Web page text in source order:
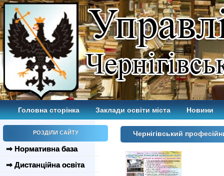
Головна сторінка Заклади освіти міста Новини
РОЗДІЛИ САЙТУ
⇒ Нормативна база
⇒ Дистанційна освіта
Чернігівський